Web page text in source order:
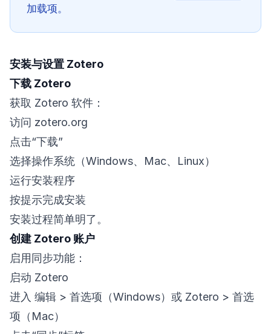
加载项。
安装与设置 Zotero
下载 Zotero
获取 Zotero 软件：
访问 zotero.org
点击“下载”
选择操作系统（Windows、Mac、Linux）
运行安装程序
按提示完成安装
安装过程简单明了。
创建 Zotero 账户
启用同步功能：
启动 Zotero
进入 编辑 > 首选项（Windows）或 Zotero > 首选
项（Mac）